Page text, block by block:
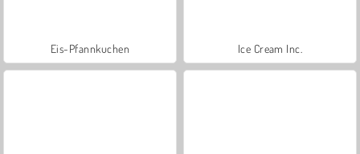
Eis-Pfannkuchen Ice Cream Inc.